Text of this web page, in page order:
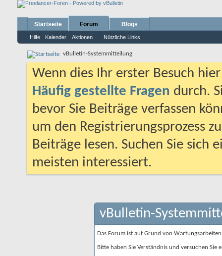
Startseite Forum
Hilfe Kalender Aktionen Nützliche Links
Blogs
vBulletin-Systemmitteilung
Wenn dies Ihr erster Besuch
Häufig gestellte Fragen durch.
bevor Sie Beiträge verfassen
um den Registrierungsprozess
Beiträge lesen. Suchen Sie sich
meisten interessiert.
vBulletin-
Das Forum ist auf Grund von
Bitte haben Sie Verständnis und versuchen Sie